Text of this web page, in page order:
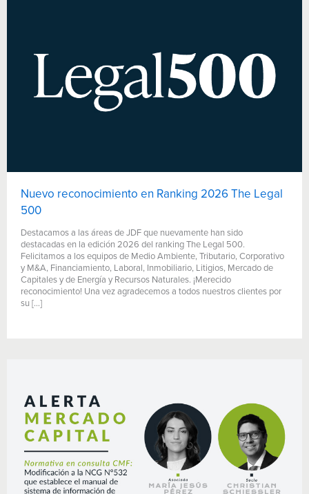
Nuevo reconocimiento en Ranking 2026 The Legal
500
Destacamos a las áreas de JDF que nuevamente han sido
destacadas en la edición 2026 del ranking The Legal 500.
Felicitamos a los equipos de Medio Ambiente, Tributario, Corporativo
y M&A, Financiamiento, Laboral, Inmobiliario, Litigios, Mercado de
Capitales y de Energía y Recursos Naturales. ¡Merecido
reconocimiento! Una vez agradecemos a todos nuestros clientes por
su […]